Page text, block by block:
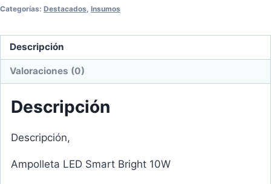
Categorías: Destacados Insumos
Descripción
Valoraciones (0)
Descripción
Descripción,
Ampolleta LED Smart Bright 10W